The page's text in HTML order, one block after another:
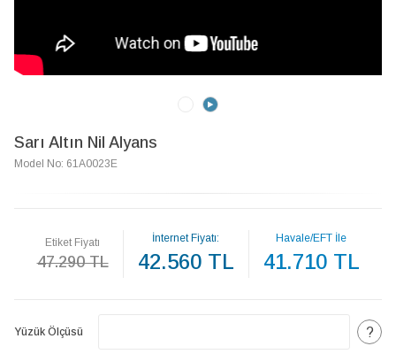
Sarı Altın Nil Alyans
Model No: 61A0023E
Etiket Fiyatı
47.290 TL
İnternet Fiyatı:
42.560 TL
Havale/EFT İle
41.710 TL
Yüzük Ölçüsü ?